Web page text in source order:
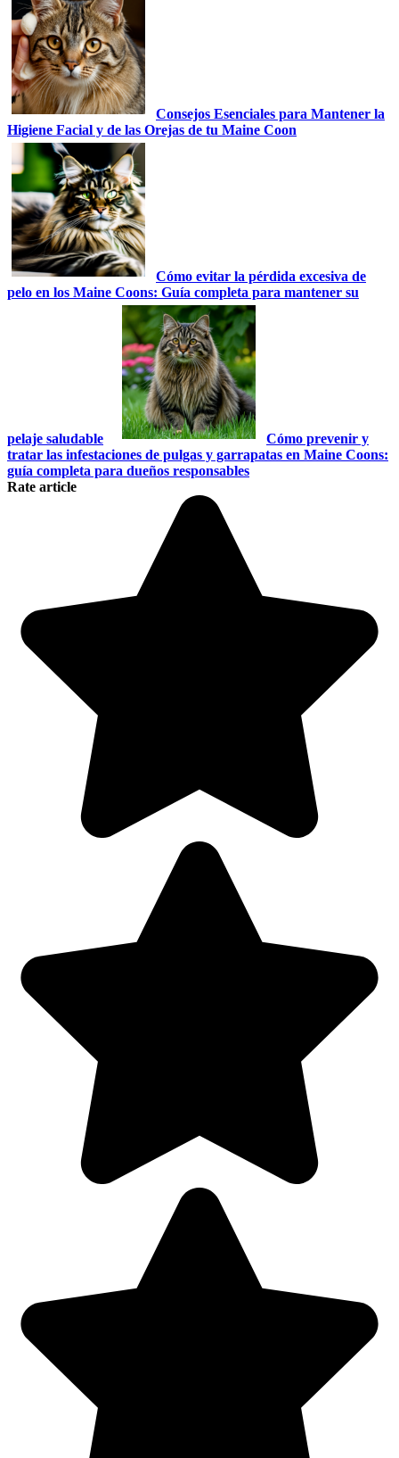
Consejos Esenciales para Mantener la
Higiene Facial y de las Orejas de tu Maine Coon
Cómo evitar la pérdida excesiva de
pelo en los Maine Coons: Guía completa para mantener su
pelaje saludable
Cómo prevenir y
tratar las infestaciones de pulgas y garrapatas en Maine Coons:
guía completa para dueños responsables
Rate article